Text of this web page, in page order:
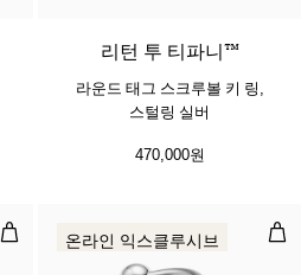
리턴 투 티파니™
라운드 태그 스크루볼 키 링,
스털링 실버
470,000원
라운드 태그 댕글 키 링, 스털링 실버
오
온라인 익스클루시브